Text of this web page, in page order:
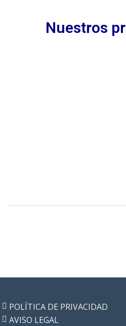
Nuestros
POLÍTICA DE PRIVACIDAD
AVISO LEGAL